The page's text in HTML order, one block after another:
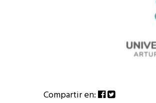
Compartir en: